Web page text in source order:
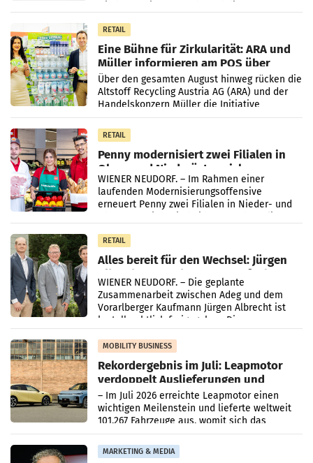
RETAIL
Eine Bühne für Zirkularität: ARA und
Müller informieren am POS über
Kreislauffähigkeit
Über den gesamten August hinweg rücken die
Altstoff Recycling Austria AG (ARA) und der
Handelskonzern Müller die Initiative
„Kreislauf-Helden“ in allen österreichischen
Müller-Filialen
RETAIL
Penny modernisiert zwei Filialen in
Ober- und Niederösterreich
WIENER NEUDORF. – Im Rahmen einer
laufenden Modernisierungsoffensive
erneuert Penny zwei Filialen in Nieder- und
RETAIL
Alles bereit für den Wechsel: Jürgen
Albrecht setzt ab 1.1.2027 auf Adeg
WIENER NEUDORF. – Die geplante
Zusammenarbeit zwischen Adeg und dem
Vorarlberger Kaufmann Jürgen Albrecht ist
kartellrechtlich freigegeben: Die
Bundeswettbewerbsbehörde und der
Bundeskartellanwalt
MOBILITY BUSINESS
Rekordergebnis im Juli: Leapmotor
verdoppelt Auslieferungen und
überschreitet die 100.000er-Marke
– Im Juli 2026 erreichte Leapmotor einen
wichtigen Meilenstein und lieferte weltweit
101.267 Fahrzeuge aus, womit sich das
Ergebnis gegenüber Juli 2025 mehr als
verdoppelte (+102
MARKETING & MEDIA